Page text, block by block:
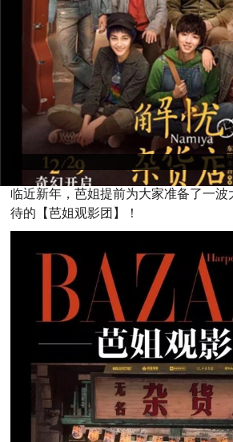
临近新年，芭姐提前为大家准备了一波
待的【芭姐观影团】！